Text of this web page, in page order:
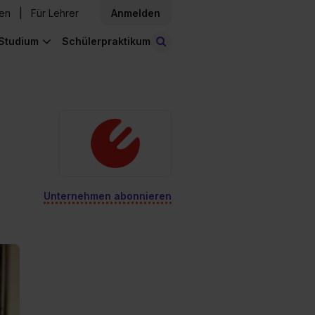
Für Lehrer Anmelden
Schülerpraktikum
Unternehmen abonnieren